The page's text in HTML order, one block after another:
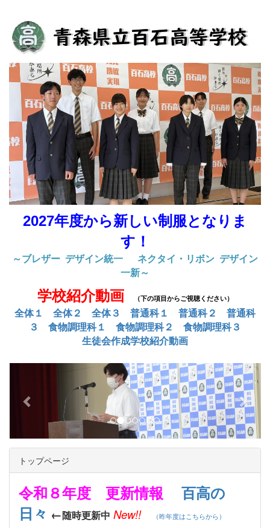
2027年度から新しい制服となりま
す！
～ブレザー デザイン統一 ネクタイ・リボン デザイン
一新～
学校紹介動画 （下の項目からご視聴ください）
全体１ 全体２ 全体３ 普通科１ 普通科２
普通科
３
食物調理科１ 食物調理科２
食物調理科３
生徒会作成学校紹介動画
e
i
o
u
s
n
e
x
t
トップページ
令和８年度 更新情報
百高の
日々 ←随時更新中 New!! （昨年度はこちらから）